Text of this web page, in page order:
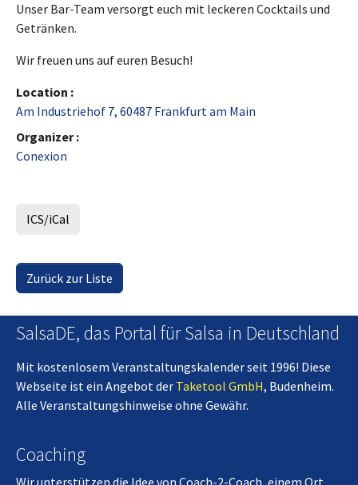
Unser Bar-Team versorgt euch mit leckeren Cocktails und
Getränken.
Wir freuen uns auf euren Besuch!
Location :
Am Industriehof 7, 60487 Frankfurt am Main
Organizer :
Conexion
ICS/iCal
Zurück zur Liste
SalsaDE, das Portal für Salsa in Deutschland
Mit kostenlosem Veranstaltungskalender seit 1996! Diese
Webseite ist ein Angebot der Taketool GmbH, Budenheim.
Alle Veranstaltungshinweise ohne Gewähr.
Coaching
Wir unterstützen die Idee von Coach-2-Coach, einem Ort,